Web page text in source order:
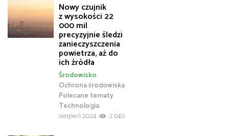
Nowy czujnik
z wysokości 22
000 mil
precyzyjnie śledzi
zanieczyszczenia
powietrza, aż do
ich źródła
Ochrona środowiska
Polecane tematy
Środowisko
Technologia
sierpień 2024
2 040